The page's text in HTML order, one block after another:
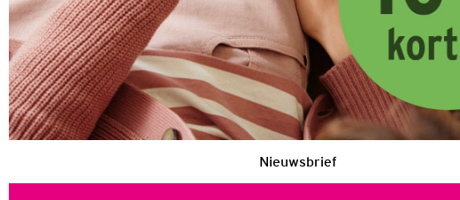
Nieuwsbrief